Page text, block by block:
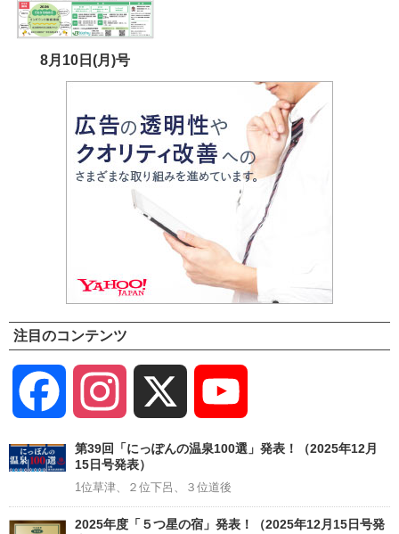
8月10日(月)号
注目のコンテンツ
Facebook Instagram
Channel
第39回「にっぽんの温泉100選」発表！（2025年12月
15日号発表）
1位草津、２位下呂、３位道後
2025年度「５つ星の宿」発表！（2025年12月15日号発